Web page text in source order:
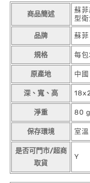
商品簡述
蘇
型
品牌 蘇菲
規格 每
原產地 中國
深、寬、高
淨重 80 g
保存環境 室溫
是否可門市/超商
取貨
Y